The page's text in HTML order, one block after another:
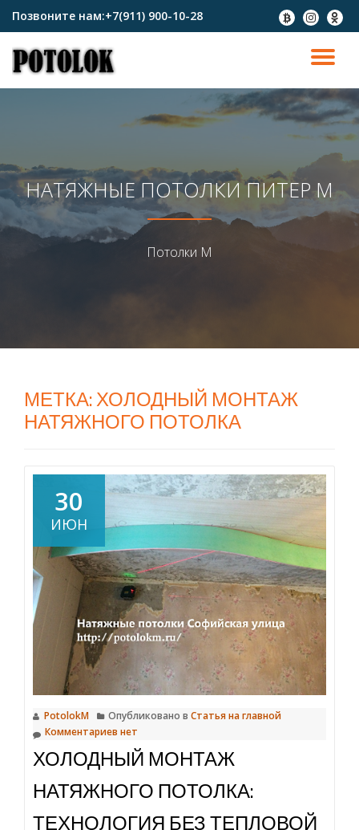
содержимому
Позвоните нам:+7(911) 900-10-28
fa-
btc
fa-
instagram
fa-
НАТЯЖНЫЕ ПОТОЛКИ ПИТЕР М
Потолки М
МЕТКА:ХОЛОДНЫЙ МОНТАЖ
НАТЯЖНОГО ПОТОЛКА
30
ИЮН
PotolokM Опубликовано в Статья на главной
Комментариев нет
ХОЛОДНЫЙ МОНТАЖ
НАТЯЖНОГО ПОТОЛКА:
ТЕХНОЛОГИЯ БЕЗ ТЕПЛОВОЙ